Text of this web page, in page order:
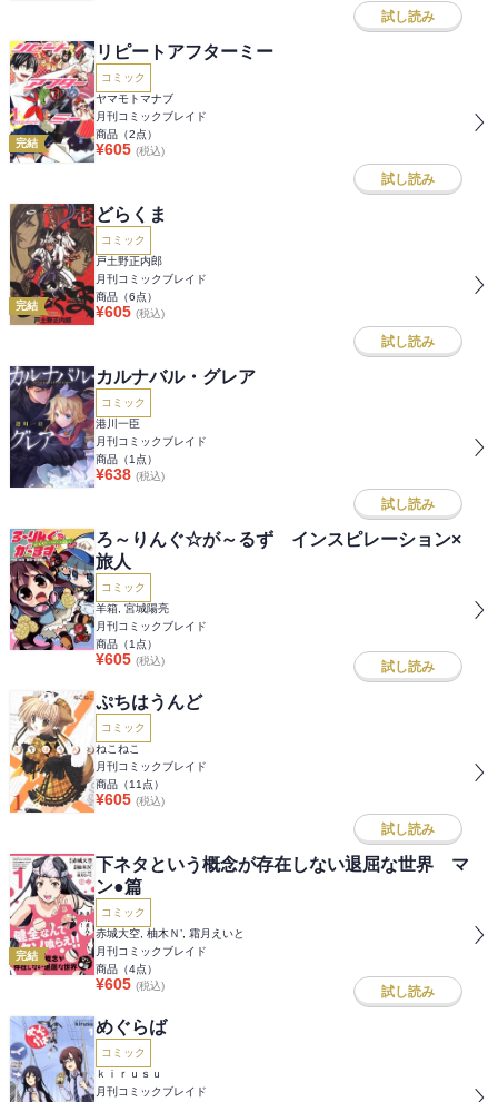
試し読み
完結
リピートアフターミー
コミック
ヤマモトマナブ
月刊コミックブレイド
商品（2点）
¥605 (税込)
試し読み
完結
どらくま
コミック
戸土野正内郎
月刊コミックブレイド
商品（6点）
¥605 (税込)
試し読み
カルナバル・グレア
コミック
港川一臣
月刊コミックブレイド
商品（1 点）
¥638 (税込)
試し読み
ろ～りんぐ☆が～るず インスピレーション×
旅人
コミック
羊箱, 宮城陽亮
月刊コミックブレイド
商品（1 点）
¥605 (税込) 試し読み
ぷちはうんど
コミック
ねこねこ
月刊コミックブレイド
商品（11 点）
¥605 (税込)
試し読み
完結
下ネタという概念が存在しない退屈な世界 マ
ン●篇
コミック
赤城大空, 柚木Ｎ’, 霜月えいと
月刊コミックブレイド
商品（4点）
¥605 (税込) 試し読み
めぐらば
コミック
ｋｉｒｕｓｕ
月刊コミックブレイド